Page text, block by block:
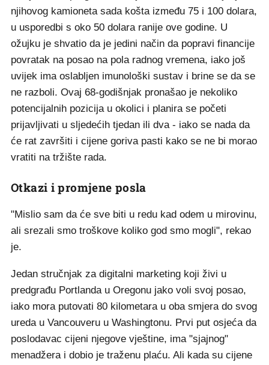
njihovog kamioneta sada košta između 75 i 100 dolara,
u usporedbi s oko 50 dolara ranije ove godine. U
ožujku je shvatio da je jedini način da popravi financije
povratak na posao na pola radnog vremena, iako još
uvijek ima oslabljen imunološki sustav i brine se da se
ne razboli. Ovaj 68-godišnjak pronašao je nekoliko
potencijalnih pozicija u okolici i planira se početi
prijavljivati u sljedećih tjedan ili dva - iako se nada da
će rat završiti i cijene goriva pasti kako se ne bi morao
vratiti na tržište rada.
Otkazi i promjene posla
"Mislio sam da će sve biti u redu kad odem u mirovinu,
ali srezali smo troškove koliko god smo mogli", rekao
je.
Jedan stručnjak za digitalni marketing koji živi u
predgrađu Portlanda u Oregonu jako voli svoj posao,
iako mora putovati 80 kilometara u oba smjera do svog
ureda u Vancouveru u Washingtonu. Prvi put osjeća da
poslodavac cijeni njegove vještine, ima "sjajnog"
menadžera i dobio je traženu plaću. Ali kada su cijene